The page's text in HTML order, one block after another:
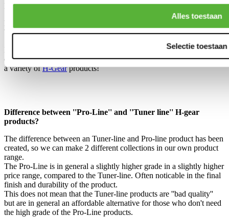
Alles toestaan
Selectie toestaan
Including sliders and side brackets.
Mounting Points: WxL: 345x275mm
Weight: 10 kg
Is this not the product you are looking for? We have a wide variety
ofBucket seatsfor your car! Furthermore, our assortment consists of
a variety ofH-Gearproducts!
Difference between ''Pro-Line'' and ''Tuner line'' H-gear
products?
The difference between an Tuner-line and Pro-line product has been
created, so we can make 2 different collections in our own product
range.
The Pro-Line is in general a slightly higher grade in a slightly higher
price range, compared to the Tuner-line. Often noticable in the final
finish and durability of the product.
This does not mean that the Tuner-line products are ''bad quality''
but are in general an affordable alternative for those who don't need
the high grade of the Pro-Line products.